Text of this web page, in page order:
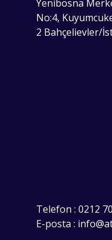
Yenibosna
No:4,
2 Bahçelievler/
Telefon : 0212
E-posta :